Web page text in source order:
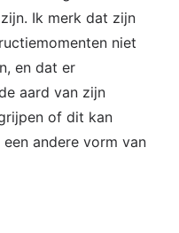
Ik merk dat zijn
niet
en dat er
aard van zijn
of dit kan
andere vorm van